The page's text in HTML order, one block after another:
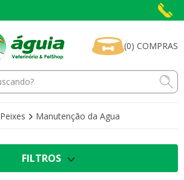
(0) COMPRAS
Peixes Manutenção da Agua
FILTROS